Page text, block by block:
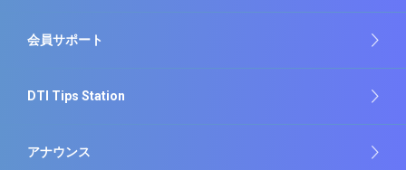
会員サポート
DTI Tips Station
アナウンス